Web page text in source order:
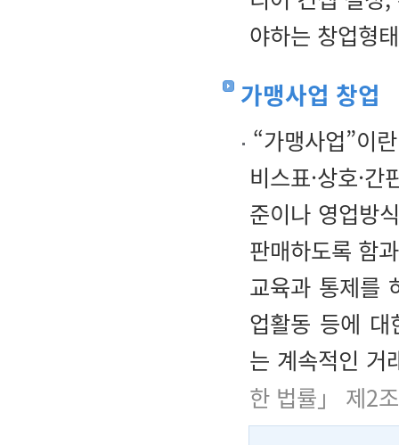
야하는 창업형
가맹사업 창업
“가맹사업”이
비스표·상호·
준이나 영업방
판매하도록 함
교육과 통제를
업활동 등에 대
는 계속적인 거
한 법률」 제2조